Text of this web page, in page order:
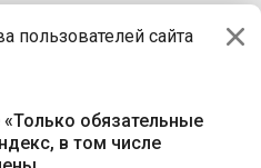
пользователей сайта
обязательные
в том числе
БАЙ»
Минск, пр-т Независимости